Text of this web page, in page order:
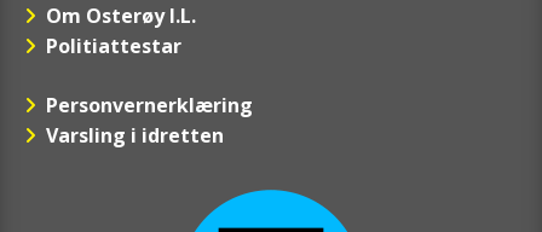
Om Osterøy I.L.
Politiattestar
Personvernerklæring
Varsling i idretten